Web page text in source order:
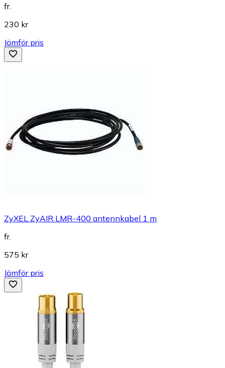
fr.
230 kr
Jämför pris
ZyXEL ZyAIR LMR-400 antennkabel 1 m
fr.
575 kr
Jämför pris